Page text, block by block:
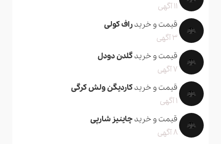
11 آگهی
قیمت و خریدراف کولی
3 آگهی
قیمت و خریدگلدن دودل
7 آگهی
قیمت و خریدکاردیگن ولش کرگی
1 آگهی
قیمت و خریدچاینیز شارپی
8 آگهی